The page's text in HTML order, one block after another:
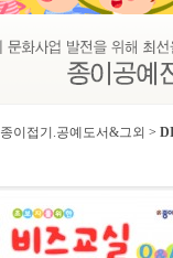
종이접기.공예도서&그외 >